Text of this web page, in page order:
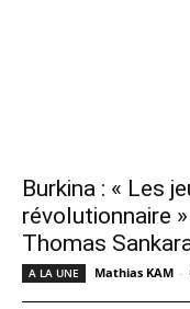
Burkina : « Les
révolutionnaire
Thomas
A LA UNE Mathias KAM -